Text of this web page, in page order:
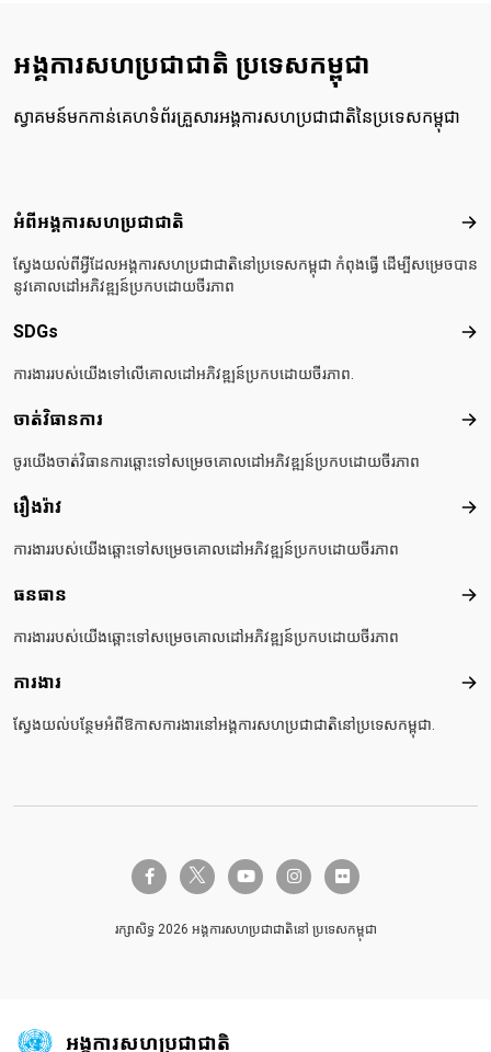
អង្គការសហប្រជាជាតិ ប្រទេសកម្ពុជា
ស្វាគមន៍មកកាន់គេហទំព័រគ្រួសារអង្គការសហប្រជាជាតិនៃប្រទេសកម្ពុជា
Footer menu
អំពីអង្គការសហប្រជាជាតិ អំពី
ស្វែងយល់ពីអ្វីដែលអង្គការសហប្រជាជាតិនៅប្រទេសកម្ពុជា កំពុងធ្វើ ដើម្បីសម្រេចបាន
នូវគោលដៅអភិវឌ្ឍន៍ប្រកបដោយចីរភាព
SDGs
ការងាររបស់យើងទៅលើគោលដៅអភិវឌ្ឍន៍ប្រកបដោយចីរភាព.
ចាត់វិធានការ ចាត់
ចូរយើងចាត់វិធានការឆ្ពោះទៅសម្រេចគោលដៅអភិវឌ្ឍន៍ប្រកបដោយចីរភាព
រឿងរ៉ាវ រឿង
ការងាររបស់យើងឆ្ពោះទៅសម្រេចគោលដៅអភិវឌ្ឍន៍ប្រកបដោយចីរភាព
ធនធាន ធន
ការងាររបស់យើងឆ្ពោះទៅសម្រេចគោលដៅអភិវឌ្ឍន៍ប្រកបដោយចីរភាព
ការងារ ការ
ស្វែងយល់បន្ថែមអំពីឱកាសការងារនៅអង្គការសហប្រជាជាតិនៅប្រទេសកម្ពុជា.
facebook-ftwitter-x youtube instagramflickr
រក្សាសិទ្ធ 2026 អង្គការសហប្រជាជាតិនៅ ប្រទេសកម្ពុជា
អង្គការសហប្រជាជាតិ